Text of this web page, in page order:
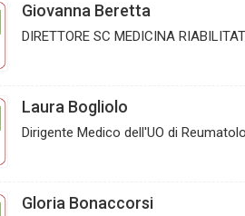
Giovanna Beretta
DIRETTORE SC MEDICINA
Laura Bogliolo
Dirigente Medico dell'UO di
Gloria Bonaccorsi